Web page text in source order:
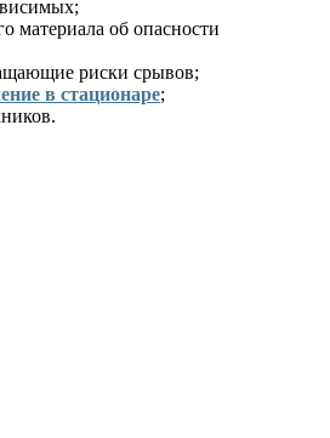
материала об опасности
риски срывов;
в стационаре;